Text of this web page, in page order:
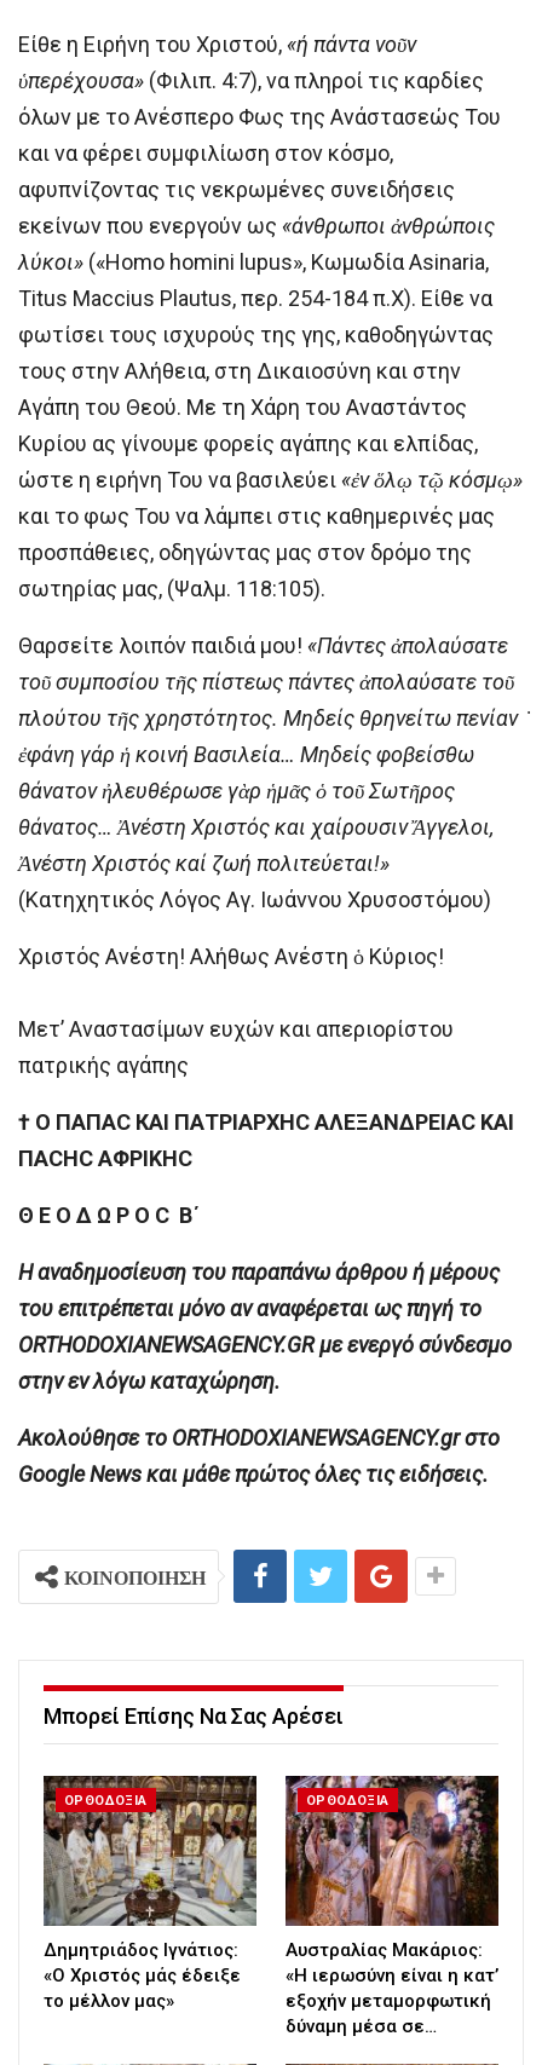
Είθε η Ειρήνη του Χριστού, «ή πάντα νοῦν
ὑπερέχουσα» (Φιλιπ. 4:7), να πληροί τις καρδίες
όλων με το Ανέσπερο Φως της Ανάστασεώς Του
και να φέρει συμφιλίωση στον κόσμο,
αφυπνίζοντας τις νεκρωμένες συνειδήσεις
εκείνων που ενεργούν ως «άνθρωποι ἀνθρώποις
λύκοι» («Homo homini lupus», Κωμωδία Asinaria,
Titus Maccius Plautus, περ. 254-184 π.Χ). Είθε να
φωτίσει τους ισχυρούς της γης, καθοδηγώντας
τους στην Αλήθεια, στη Δικαιοσύνη και στην
Αγάπη του Θεού. Με τη Χάρη του Αναστάντος
Κυρίου ας γίνουμε φορείς αγάπης και ελπίδας,
ώστε η ειρήνη Του να βασιλεύει «ἐν ὅλῳ τῷ κόσμῳ»
και το φως Του να λάμπει στις καθημερινές μας
προσπάθειες, οδηγώντας μας στον δρόμο της
σωτηρίας μας, (Ψαλμ. 118:105).
Θαρσείτε λοιπόν παιδιά μου! «Πάντες ἀπολαύσατε
τοῦ συμποσίου τῆς πίστεως πάντες ἀπολαύσατε τοῦ
πλούτου τῆς χρηστότητος. Μηδείς θρηνείτω πενίαν ̇
ἐφάνη γάρ ἡ κοινή Βασιλεία… Μηδείς φοβείσθω
θάνατον ἠλευθέρωσε γὰρ ἡμᾶς ὁ τοῦ Σωτῆρος
θάνατος… Ἀνέστη Χριστός και χαίρουσιν Ἄγγελοι,
Ἀνέστη Χριστός καί ζωή πολιτεύεται!»
(Κατηχητικός Λόγος Αγ. Ιωάννου Χρυσοστόμου)
Χριστός Ανέστη! Αλήθως Ανέστη ὁ Κύριος!
Μετ’ Αναστασίμων ευχών και απεριορίστου
πατρικής αγάπης
† Ο ΠΑΠΑC КАΙ ΠΑΤΡΙΑΡΧΗC ΑΛΕΞΑΝΔΡΕΙΑC ΚΑΙ
ΠΑCΗC ΑΦΡΙΚΗC
Θ Ε Ο Δ Ω Ρ Ο C Β΄
H αναδημοσίευση του παραπάνω άρθρου ή μέρους
του επιτρέπεται μόνο αν αναφέρεται ως πηγή το
ORTHODOXIANEWSAGENCY.GR με ενεργό σύνδεσμο
στην εν λόγω καταχώρηση.
Ακολούθησε το ORTHODOXIANEWSAGENCY.gr στο
Google News και μάθε πρώτος όλες τις ειδήσεις.
ΚΟΙΝΟΠΟΙΗΣΗ
Μπορεί Επίσης Να Σας Αρέσει
ΟΡΘΟΔΟΞΙΑ
Δημητριάδος Ιγνάτιος:
«Ο Χριστός μάς έδειξε
το μέλλον μας»
ΟΡΘΟΔΟΞΙΑ
Αυστραλίας Μακάριος:
«Η ιερωσύνη είναι η κατ’
εξοχήν μεταμορφωτική
δύναμη μέσα σε…